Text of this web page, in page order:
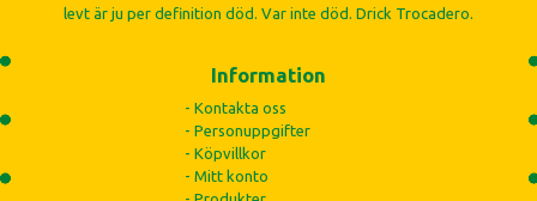
levt är ju per definition död. Var inte död. Drick Trocadero.
Information
- Kontakta oss
- Personuppgifter
- Köpvillkor
- Mitt konto